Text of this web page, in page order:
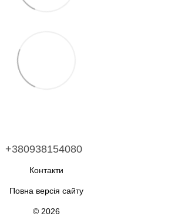
+380938154080
Контакти
Повна версія сайту
© 2026